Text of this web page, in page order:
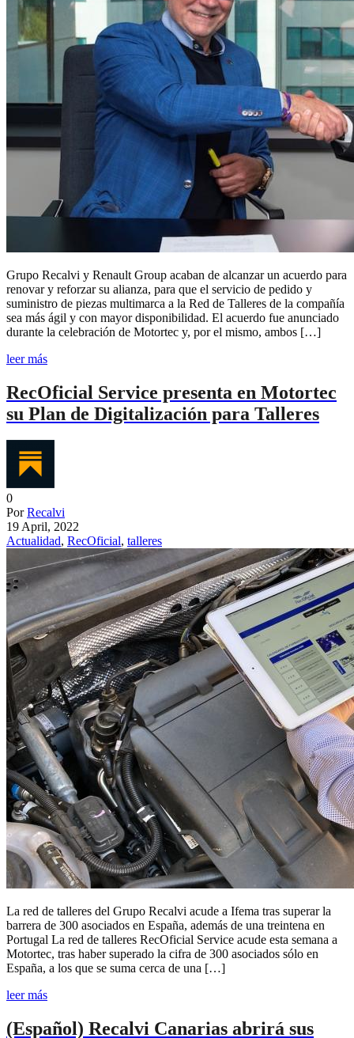
Grupo Recalvi y Renault Group acaban de alcanzar un acuerdo para
renovar y reforzar su alianza, para que el servicio de pedido y
suministro de piezas multimarca a la Red de Talleres de la compañía
sea más ágil y con mayor disponibilidad. El acuerdo fue anunciado
durante la celebración de Motortec y, por el mismo, ambos […]
leer más
RecOficial Service presenta en Motortec
su Plan de Digitalización para Talleres
0
PorRecalvi
19 April, 2022
Actualidad, RecOficial, talleres
La red de talleres del Grupo Recalvi acude a Ifema tras superar la
barrera de 300 asociados en España, además de una treintena en
Portugal La red de talleres RecOficial Service acude esta semana a
Motortec, tras haber superado la cifra de 300 asociados sólo en
España, a los que se suma cerca de una […]
leer más
(Español) Recalvi Canarias abrirá sus